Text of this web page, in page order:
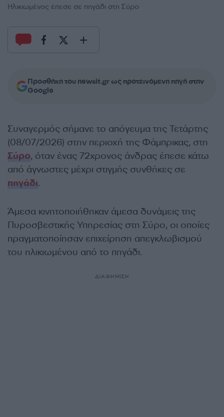
Ηλικιωμένος έπεσε σε πηγάδι στη Σύρο
Προσθήκη του newsit.gr ως προτεινόμενη πηγή στην
Google
Συναγερμός σήμανε το απόγευμα της Τετάρτης
(08/07/2026) στην περιοχή της Φάμπρικας, στη
Σύρο, όταν ένας 72χρονος άνδρας έπεσε κάτω
από άγνωστες μέχρι στιγμής συνθήκες σε
πηγάδι.
Άμεσα κινητοποιήθηκαν άμεσα δυνάμεις της
Πυροσβεστικής Υπηρεσίας στη Σύρο, οι οποίες
πραγματοποίησαν επιχείρηση απεγκλωβισμού
του ηλικιωμένου από το πηγάδι.
ΔΙΑΦΗΜΙΣΗ